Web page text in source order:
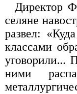
Директор
селяне
развел:
классами
уговорили...
ними